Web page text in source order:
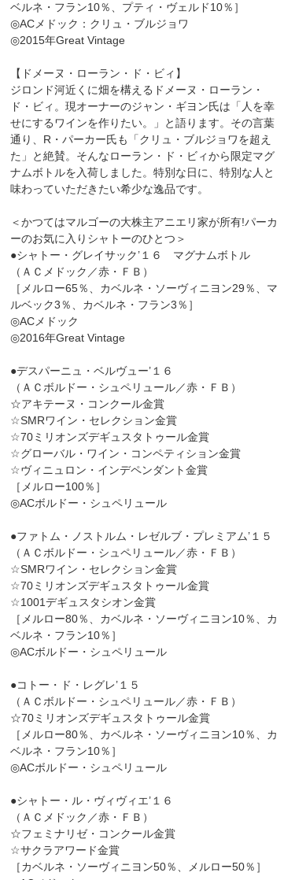
ベルネ・フラン10％、プティ・ヴェルド10％］
◎ACメドック：クリュ・ブルジョワ
◎2015年Great Vintage
【ドメーヌ・ローラン・ド・ビィ】
ジロンド河近くに畑を構えるドメーヌ・ローラン・
ド・ビィ。現オーナーのジャン・ギヨン氏は「人を幸
せにするワインを作りたい。」と語ります。その言葉
通り、R・パーカー氏も「クリュ・ブルジョワを超え
た」と絶賛。そんなローラン・ド・ビィから限定マグ
ナムボトルを入荷しました。特別な日に、特別な人と
味わっていただきたい希少な逸品です。
＜かつてはマルゴーの大株主アニエリ家が所有!パーカ
ーのお気に入りシャトーのひとつ＞
●シャトー・グレイサック’１６ マグナムボトル
（ＡＣメドック／赤・ＦＢ）
［メルロー65％、カベルネ・ソーヴィニヨン29％、マ
ルベック3％、カベルネ・フラン3％］
◎ACメドック
◎2016年Great Vintage
●デスパーニュ・ベルヴュー’１６
（ＡＣボルドー・シュペリュール／赤・ＦＢ）
☆アキテーヌ・コンクール金賞
☆SMRワイン・セレクション金賞
☆70ミリオンズデギュスタトゥール金賞
☆グローバル・ワイン・コンペティション金賞
☆ヴィニュロン・インデペンダント金賞
［メルロー100％］
◎ACボルドー・シュペリュール
●ファトム・ノストルム・レゼルブ・プレミアム’１５
（ＡＣボルドー・シュペリュール／赤・ＦＢ）
☆SMRワイン・セレクション金賞
☆70ミリオンズデギュスタトゥール金賞
☆1001デギュスタシオン金賞
［メルロー80％、カベルネ・ソーヴィニヨン10％、カ
ベルネ・フラン10％］
◎ACボルドー・シュペリュール
●コトー・ド・レグレ’１５
（ＡＣボルドー・シュペリュール／赤・ＦＢ）
☆70ミリオンズデギュスタトゥール金賞
［メルロー80％、カベルネ・ソーヴィニヨン10％、カ
ベルネ・フラン10％］
◎ACボルドー・シュペリュール
●シャトー・ル・ヴィヴィエ’１６
（ＡＣメドック／赤・ＦＢ）
☆フェミナリゼ・コンクール金賞
☆サクラアワード金賞
［カベルネ・ソーヴィニヨン50％、メルロー50％］